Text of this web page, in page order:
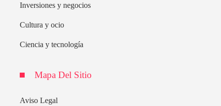
Inversiones y negocios
Cultura y ocio
Ciencia y tecnología
Mapa Del Sitio
Aviso Legal